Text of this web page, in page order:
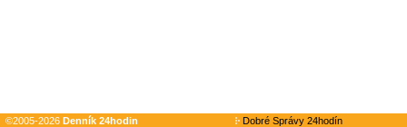
©2005-2026 Denník 24hodin
Dobré Správy 24hodín